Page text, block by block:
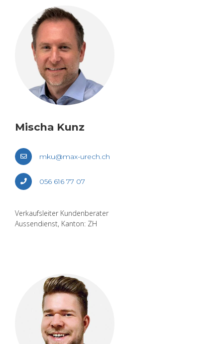
Mischa Kunz
mku@​max-​urech.​ch
056 616 77 07
Ver­kaufs­lei­ter Kun­den­be­ra­ter
Aus­sen­dienst, Kan­ton: ZH